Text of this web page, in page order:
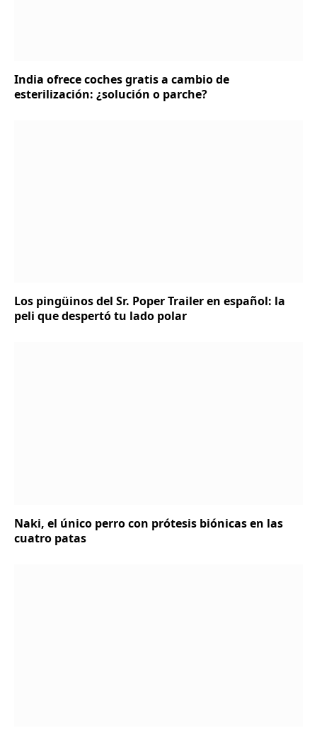
India ofrece coches gratis a cambio de
esterilización: ¿solución o parche?
Los pingüinos del Sr. Poper Trailer en español: la
peli que despertó tu lado polar
Naki, el único perro con prótesis biónicas en las
cuatro patas